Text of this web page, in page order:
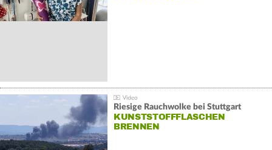
Riesige Rauchwolke bei Stuttgart
KUNSTSTOFFFLASCHEN
BRENNEN